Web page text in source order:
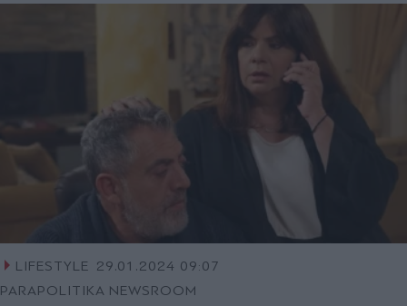
LIFESTYLE 29.01.2024 09:07
PARAPOLITIKA NEWSROOM